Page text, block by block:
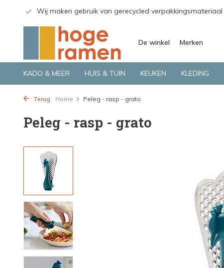
Wij maken gebruik van gerecycled verpakkingsmateriaal
De winkel Merken
KADO & MEER HUIS & TUIN KEUKEN KLEDING
Terug Home Peleg - rasp - grato
Peleg - rasp - grato